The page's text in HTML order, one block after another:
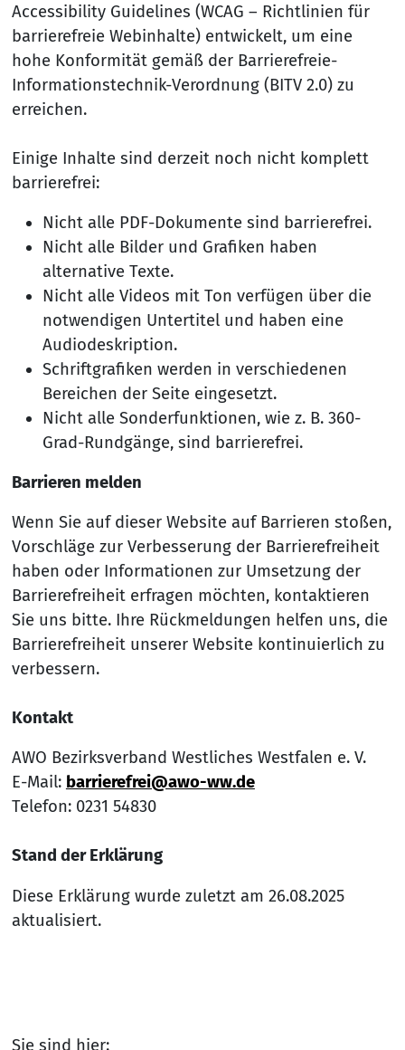
Accessibility Guidelines (WCAG – Richtlinien für
barrierefreie Webinhalte) entwickelt, um eine
hohe Konformität gemäß der Barrierefreie-
Informationstechnik-Verordnung (BITV 2.0) zu
erreichen.
Einige Inhalte sind derzeit noch nicht komplett
barrierefrei:
Nicht alle PDF-Dokumente sind barrierefrei.
Nicht alle Bilder und Grafiken haben
alternative Texte.
Nicht alle Videos mit Ton verfügen über die
notwendigen Untertitel und haben eine
Audiodeskription.
Schriftgrafiken werden in verschiedenen
Bereichen der Seite eingesetzt.
Nicht alle Sonderfunktionen, wie z. B. 360-
Grad-Rundgänge, sind barrierefrei.
Barrieren melden
Wenn Sie auf dieser Website auf Barrieren stoßen,
Vorschläge zur Verbesserung der Barrierefreiheit
haben oder Informationen zur Umsetzung der
Barrierefreiheit erfragen möchten, kontaktieren
Sie uns bitte. Ihre Rückmeldungen helfen uns, die
Barrierefreiheit unserer Website kontinuierlich zu
verbessern.
Kontakt
AWO Bezirksverband Westliches Westfalen e. V.
E-Mail: barrierefrei@awo-ww.de
Telefon: 0231 54830
Stand der Erklärung
Diese Erklärung wurde zuletzt am 26.08.2025
aktualisiert.
Sie sind hier: